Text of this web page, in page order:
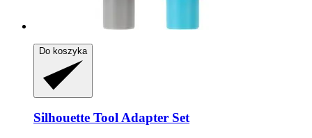
Do koszyka
Silhouette Tool Adapter Set